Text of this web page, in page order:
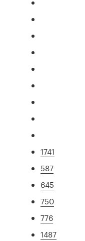
1741
587
645
750
776
1487